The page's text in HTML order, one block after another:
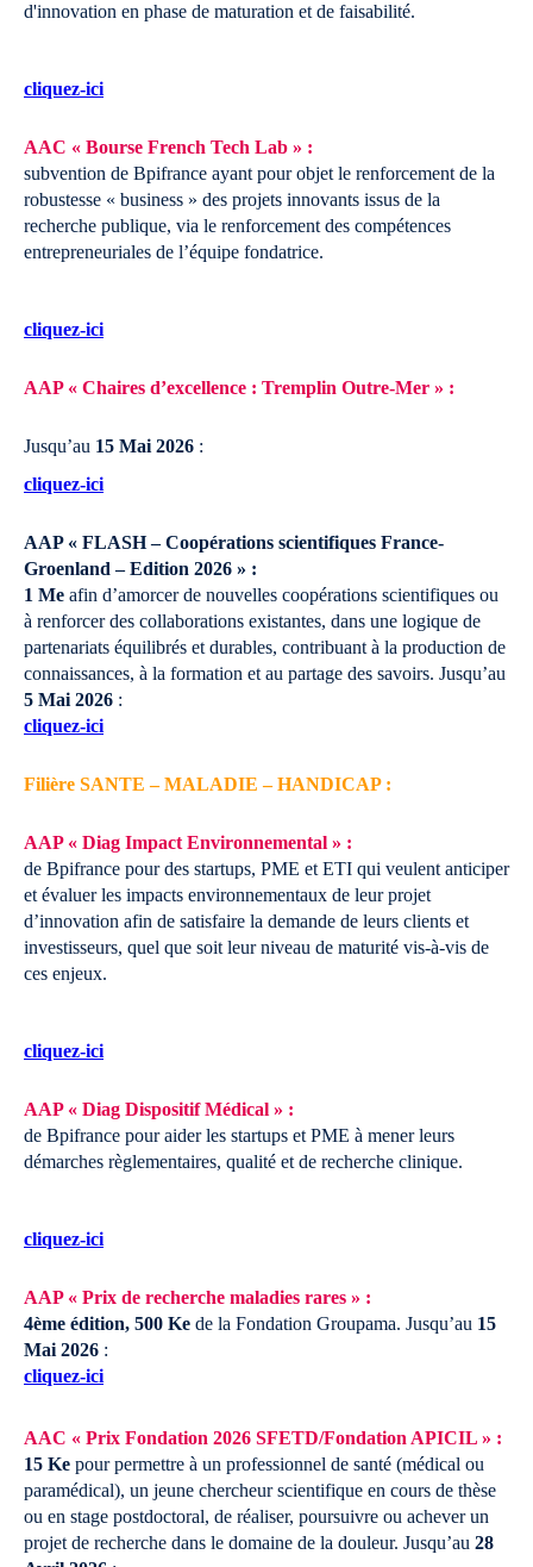
d'innovation en phase de maturation et de faisabilité.
cliquez-ici
AAC « Bourse French Tech Lab » :
subvention de Bpifrance ayant pour objet le renforcement de la
robustesse « business » des projets innovants issus de la
recherche publique, via le renforcement des compétences
entrepreneuriales de l’équipe fondatrice.
cliquez-ici
AAP « Chaires d’excellence : Tremplin Outre-Mer » :
Jusqu’au 15 Mai 2026 :
cliquez-ici
AAP « FLASH – Coopérations scientifiques France-
Groenland – Edition 2026 » :
1 Me afin d’amorcer de nouvelles coopérations scientifiques ou
à renforcer des collaborations existantes, dans une logique de
partenariats équilibrés et durables, contribuant à la production de
connaissances, à la formation et au partage des savoirs. Jusqu’au
5 Mai 2026 :
cliquez-ici
Filière SANTE – MALADIE – HANDICAP :
AAP « Diag Impact Environnemental » :
de Bpifrance pour des startups, PME et ETI qui veulent anticiper
et évaluer les impacts environnementaux de leur projet
d’innovation afin de satisfaire la demande de leurs clients et
investisseurs, quel que soit leur niveau de maturité vis-à-vis de
ces enjeux.
cliquez-ici
AAP « Diag Dispositif Médical » :
de Bpifrance pour aider les startups et PME à mener leurs
démarches règlementaires, qualité et de recherche clinique.
cliquez-ici
AAP « Prix de recherche maladies rares » :
4ème édition, 500 Ke de la Fondation Groupama. Jusqu’au 15
Mai 2026 :
cliquez-ici
AAC « Prix Fondation 2026 SFETD/Fondation APICIL » :
15 Ke pour permettre à un professionnel de santé (médical ou
paramédical), un jeune chercheur scientifique en cours de thèse
ou en stage postdoctoral, de réaliser, poursuivre ou achever un
projet de recherche dans le domaine de la douleur. Jusqu’au 28